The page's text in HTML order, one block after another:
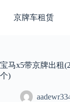
过
京牌车租赁
宝马x5带京牌出租
个)